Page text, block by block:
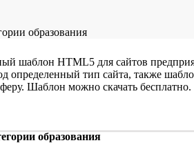
образования
шаблон HTML5 для сайтов
определенный тип сайта, также
Шаблон можно скачать бесплатно.
образования